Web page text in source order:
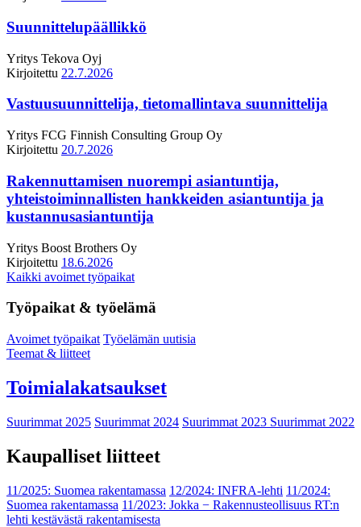
Suunnittelupäällikkö
Yritys Tekova Oyj
Kirjoitettu 22.7.2026
Vastuusuunnittelija, tietomallintava suunnittelija
Yritys FCG Finnish Consulting Group Oy
Kirjoitettu 20.7.2026
Rakennuttamisen nuorempi asiantuntija,
yhteistoiminnallisten hankkeiden asiantuntija ja
kustannusasiantuntija
Yritys Boost Brothers Oy
Kirjoitettu 18.6.2026
Kaikki avoimet työpaikat
Työpaikat & työelämä
Avoimet työpaikat Työelämän uutisia
Teemat & liitteet
Toimialakatsaukset
Suurimmat 2025 Suurimmat 2024 Suurimmat 2023 Suurimmat 2022
Kaupalliset liitteet
11/2025: Suomea rakentamassa 12/2024: INFRA-lehti 11/2024:
Suomea rakentamassa 11/2023: Jokka − Rakennusteollisuus RT:n
lehti kestävästä rakentamisesta